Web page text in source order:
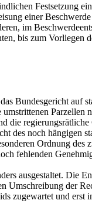
Festsetzung
einer
im
bis zum Vorliegen
Bundesgericht auf
die
des noch hängigen
Ordnung des
fehlenden
ausgestaltet. Die
Umschreibung der
zugewartet und erst